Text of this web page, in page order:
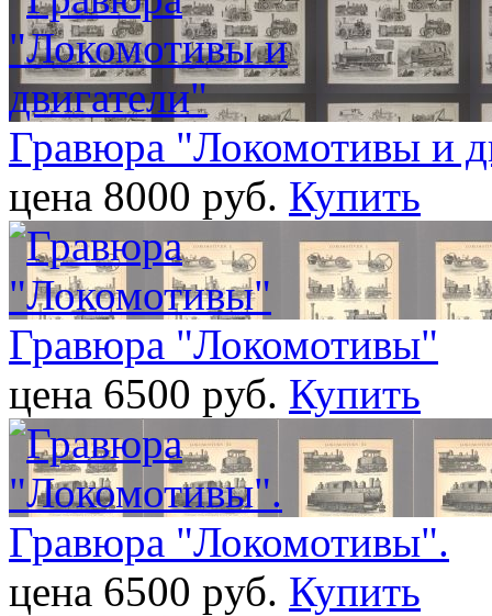
Гравюра "Локомотивы и
цена 8000 pуб. Купить
Гравюра "Локомотивы"
цена 6500 pуб. Купить
Гравюра "Локомотивы".
цена 6500 pуб. Купить